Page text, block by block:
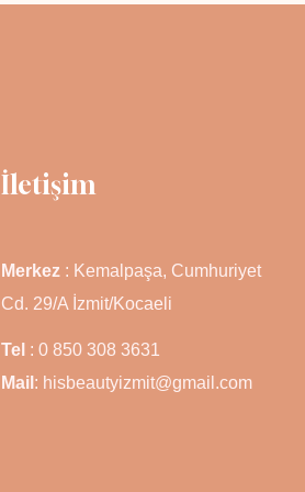
İletişim
Merkez : Kemalpaşa, Cumhuriyet
Cd. 29/A İzmit/Kocaeli
Tel : 0 850 308 3631
Mail : hisbeautyizmit@gmail.com